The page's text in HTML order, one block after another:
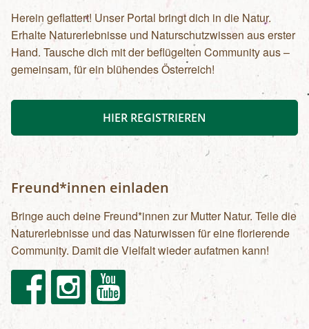
Herein geflattert! Unser Portal bringt dich in die Natur.
Erhalte Naturerlebnisse und Naturschutzwissen aus erster
Hand. Tausche dich mit der beflügelten Community aus –
gemeinsam, für ein blühendes Österreich!
HIER REGISTRIEREN
Freund*innen einladen
Bringe auch deine Freund*innen zur Mutter Natur. Teile die
Naturerlebnisse und das Naturwissen für eine florierende
Community. Damit die Vielfalt wieder aufatmen kann!
FacebookInstagram Youtube